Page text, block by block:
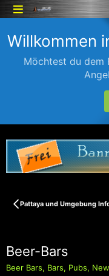
Willkommen
Möchtest du dem
Pattaya und Umgebung
Beer-Bars
Beer Bars, Bars, Pubs,